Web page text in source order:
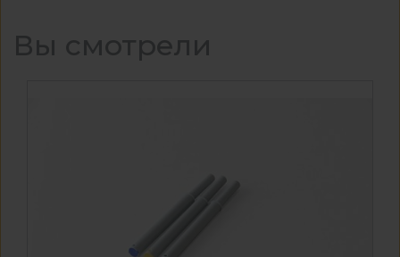
Вы смотрели